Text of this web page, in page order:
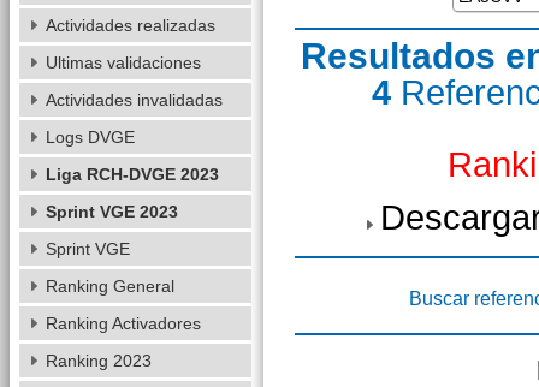
Resultados
4
Buscar
Actividades realizadas
Ultimas validaciones
Actividades invalidadas
Logs DVGE
Liga RCH-DVGE 2023
Sprint VGE 2023
Sprint VGE
Ranking General
Ranking Activadores
Ranking 2023